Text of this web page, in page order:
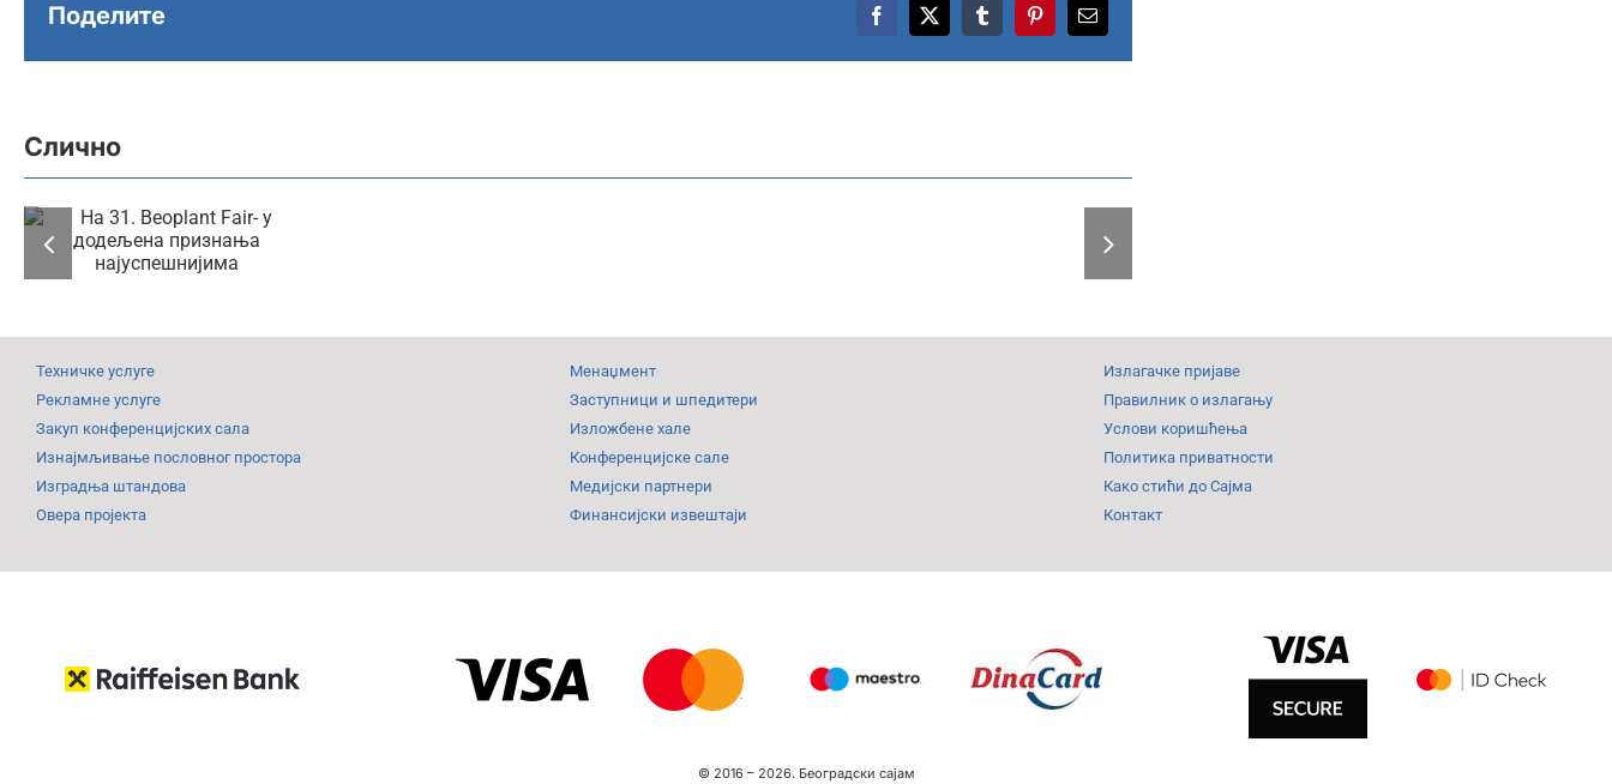
Поделите Facebook
X TumblrPinterestEmail
Слично
У знаку зелених
Beoplant Fair- у
додељена
најуспешнијима
5.
колекционарства
Београдском
до
на
Београдском
сајму
Техничке услуге
Рекламне услуге
Закуп конференцијских сала
Изнајмљивање пословног простора
Изградња штандова
Овера пројекта
Менаџмент
Заступници и шпедитери
Изложбене хале
Конференцијске сале
Медијски партнери
Финансијски извештаји
Излагачке пријаве
Правилник о излагању
Услови коришћења
Политика приватности
Како стићи до Сајма
Контакт
© 2016 – 2026. Београдски сајам